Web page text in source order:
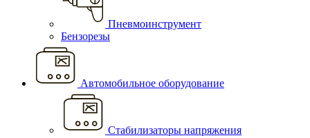
Пневмоинструмент
Бензорезы
Автомобильное оборудование
Стабилизаторы напряжения